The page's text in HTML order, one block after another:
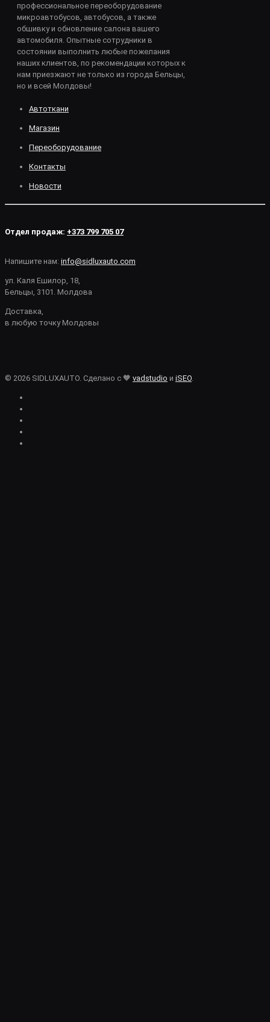
профессиональное переоборудование
микроавтобусов, автобусов, а также
обшивку и обновление салона вашего
автомобиля. Опытные сотрудники в
состоянии выполнить любые пожелания
наших клиентов, по рекомендации которых к
нам приезжают не только из города Бельцы,
но и всей Молдовы!
Автоткани
Магазин
Переоборудование
Контакты
Новости
Отдел продаж: +373 799 705 07
Напишите нам: info@sidluxauto.com
ул. Каля Ешилор, 18,
Бельцы, 3101. Молдова
Доставка,
в любую точку Молдовы
© 2026 SIDLUXAUTO. Сделано с 🧡 vadstudio и iSEO.